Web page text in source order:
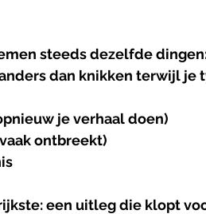
steeds dezelfde
dan knikken terwijl je
je verhaal doen)
ontbreekt)
een uitleg die klopt